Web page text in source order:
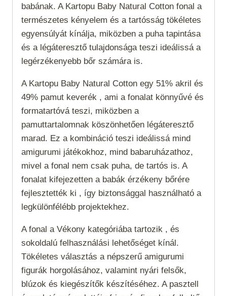
babának. A Kartopu Baby Natural Cotton fonal a
természetes kényelem és a tartósság tökéletes
egyensúlyát kínálja, miközben a puha tapintása
és a légáteresztő tulajdonsága teszi ideálissá a
legérzékenyebb bőr számára is.
A Kartopu Baby Natural Cotton egy 51% akril és
49% pamut keverék , ami a fonalat könnyűvé és
formatartóvá teszi, miközben a
pamuttartalomnak köszönhetően légáteresztő
marad. Ez a kombináció teszi ideálissá mind
amigurumi játékokhoz, mind babaruházathoz,
mivel a fonal nem csak puha, de tartós is. A
fonalat kifejezetten a babák érzékeny bőrére
fejlesztették ki , így biztonsággal használható a
legkülönfélébb projektekhez.
A fonal a Vékony kategóriába tartozik , és
sokoldalú felhasználási lehetőséget kínál.
Tökéletes választás a népszerű amigurumi
figurák horgolásához, valamint nyári felsők,
blúzok és kiegészítők készítéséhez. A pasztell